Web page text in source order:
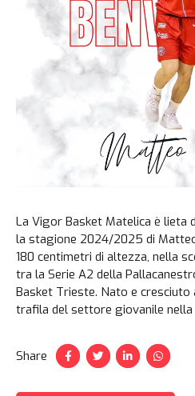
La Vigor Basket Matelica è lieta
la stagione 2024/2025 di
180 centimetri di altezza, nella
tra la Serie A2 della
Basket Trieste. Nato e
trafila del settore giovanile nella
Share